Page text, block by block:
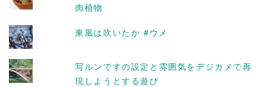
肉植物
東風は吹いたか #ウメ
写ルンですの設定と雰囲気をデジカメで再
現しようとする遊び